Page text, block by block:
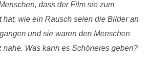
dass der Film sie zum
hat, wie ein Rausch seien die Bilder an
und sie waren den Menschen
nahe. Was kann es Schöneres geben?